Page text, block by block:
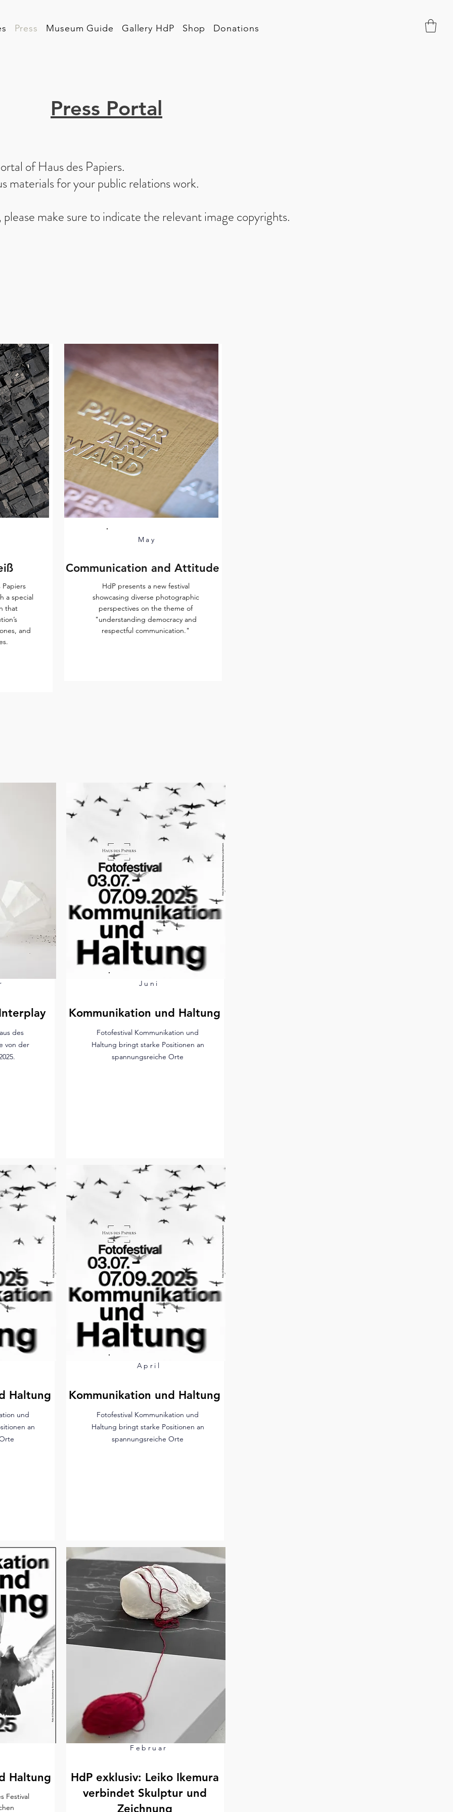
Press Museum Guide Gallery HdP Shop Donations
Press Portal
of Haus des Papiers.
materials for your public relations work.
make sure to indicate the relevant image copyrights.
Papiers
a special
that
and
May
Communication and Attitude
HdP presents a new festival
showcasing diverse photographic
perspectives on the theme of
"understanding democracy and
respectful communication."
des
von der
Haltung
und
an
Haltung
Festival
Juni
Kommunikation und Haltung
Fotofestival Kommunikation und
Haltung bringt starke Positionen an
spannungsreiche Orte
April
Kommunikation und Haltung
Fotofestival Kommunikation und
Haltung bringt starke Positionen an
spannungsreiche Orte
Februar
HdP exklusiv: Leiko Ikemura
verbindet Skulptur und
Zeichnung